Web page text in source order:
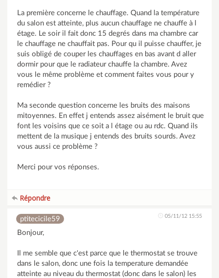
La première concerne le chauffage. Quand la température
du salon est atteinte, plus aucun chauffage ne chauffe à l
étage. Le soir il fait donc 15 degrés dans ma chambre car
le chauffage ne chauffait pas. Pour qu il puisse chauffer, je
suis obligé de couper les chauffages en bas avant d aller
dormir pour que le radiateur chauffe la chambre. Avez
vous le même problème et comment faites vous pour y
remédier ?
Ma seconde question concerne les bruits des maisons
mitoyennes. En effet j entends assez aisément le bruit que
font les voisins que ce soit a l étage ou au rdc. Quand ils
mettent de la musique j entends des bruits sourds. Avez
vous aussi ce problème ?
Merci pour vos réponses.
Répondre
ptitecicile59 05/11/12 15:55
Bonjour,
Il me semble que c'est parce que le thermostat se trouve
dans le salon, donc une fois la temperature demandée
atteinte au niveau du thermostat (donc dans le salon) les